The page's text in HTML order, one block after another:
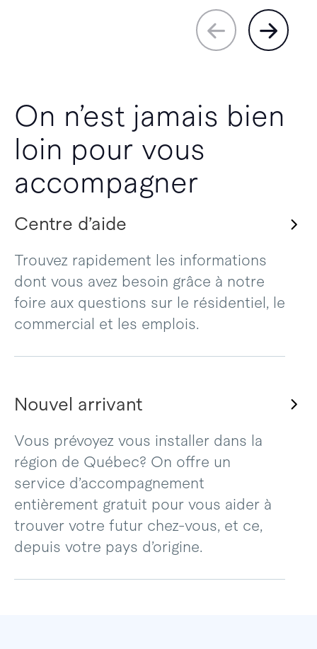
On n’est jamais bien
loin pour vous
accompagner
Centre d’aide
Trouvez rapidement les informations
dont vous avez besoin grâce à notre
foire aux questions sur le résidentiel, le
commercial et les emplois.
Nouvel arrivant
Vous prévoyez vous installer dans la
région de Québec? On offre un
service d’accompagnement
entièrement gratuit pour vous aider à
trouver votre futur chez-vous, et ce,
depuis votre pays d’origine.